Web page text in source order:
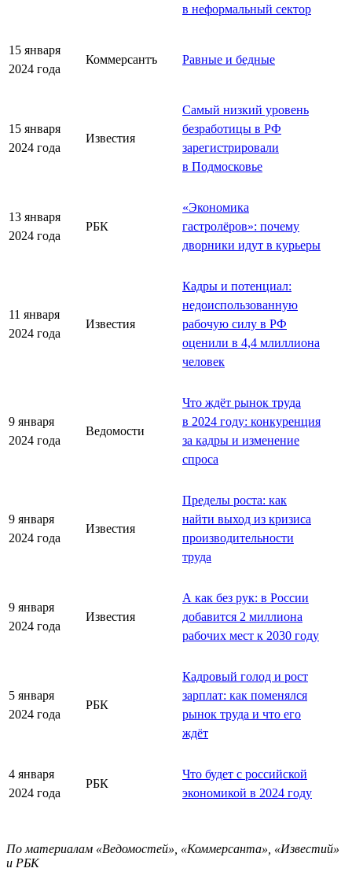
в неформальный сектор
15 января
2024 года
Коммерсантъ Равные и бедные
15 января
2024 года
Известия
Самый низкий уровень
безработицы в РФ
зарегистрировали
в Подмосковье
13 января
2024 года
РБК
«Экономика
гастролёров»: почему
дворники идут в курьеры
11 января
2024 года
Известия
Кадры и потенциал:
недоиспользованную
рабочую силу в РФ
оценили в 4,4 млиллиона
человек
9 января
2024 года
Ведомости
Что ждёт рынок труда
в 2024 году: конкуренция
за кадры и изменение
спроса
9 января
2024 года
Известия
Пределы роста: как
найти выход из кризиса
производительности
труда
9 января
2024 года
Известия
А как без рук: в России
добавится 2 миллиона
рабочих мест к 2030 году
5 января
2024 года
РБК
Кадровый голод и рост
зарплат: как поменялся
рынок труда и что его
ждёт
4 января
2024 года
РБК
Что будет с российской
экономикой в 2024 году
По материалам «Ведомостей», «Коммерсанта», «Известий»
и РБК